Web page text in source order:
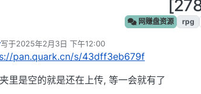
网赚盘资源 rpg
写于2025年2月3日 下午12:00
最后由 编辑
pan.quark.cn/s/43dff3eb679f
里是空的就是还在上传, 等一会就有了